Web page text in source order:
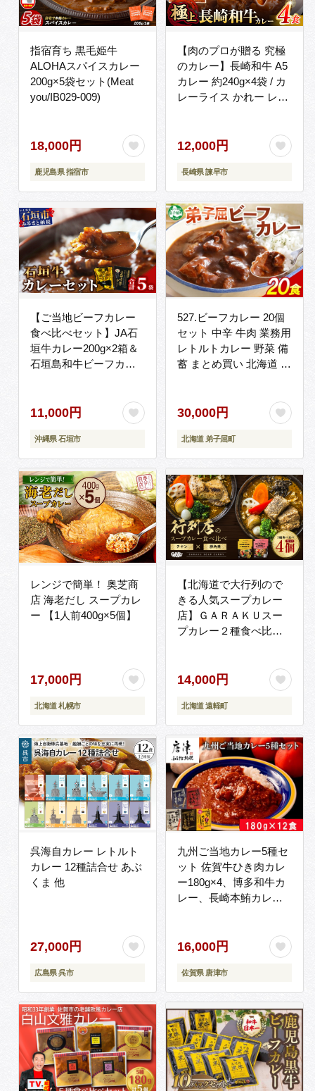
指宿育ち 黒毛姫牛
ALOHAスパイスカレー
200g×5袋セット(Meat
you/IB029-009)
18,000円
鹿児島県 指宿市
【肉のプロが贈る 究極
のカレー】長崎和牛 A5
カレー 約240g×4袋 / カ
レーライス かれー レト
12,000円
長崎県 諫早市
【ご当地ビーフカレー
食べ比べセット】JA石
垣牛カレー200g×2箱＆
石垣島和牛ビーフカレ
気のご当地カレー【レ
トルトで簡単・便利】
KB-5
11,000円
沖縄県 石垣市
527.ビーフカレー 20個
セット 中辛 牛肉 業務用
レトルトカレー 野菜 備
蓄 まとめ買い 北海道 弟
30,000円
北海道 弟子屈町
レンジで簡単！ 奥芝商
店 海老だし スープカレ
ー 【1人前400g×5個】
17,000円
北海道 札幌市
【北海道で大行列ので
きる人気スープカレー
店】ＧＡＲＡＫＵスー
プカレー２種食べ比べ
(358g×2個) ( ふるさと納
税 スープカレー カレー
チキンレッグ 豚角煮 本
格スパイスカレー 北海
道 遠軽町 ) en01-00030
14,000円
北海道 遠軽町
呉海自カレー レトルト
カレー 12種詰合せ あぶ
くま 他
27,000円
広島県 呉市
九州ご当地カレー5種セ
ット 佐賀牛ひき肉カレ
ー180g×4、博多和牛カ
レー、長崎本鮪カレ
レー各180g×2(合計
16,000円
佐賀県 唐津市